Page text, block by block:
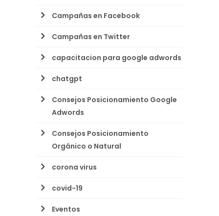
Campañas en Facebook
Campañas en Twitter
capacitacion para google adwords
chatgpt
Consejos Posicionamiento Google
Adwords
Consejos Posicionamiento
Orgánico o Natural
corona virus
covid-19
Eventos